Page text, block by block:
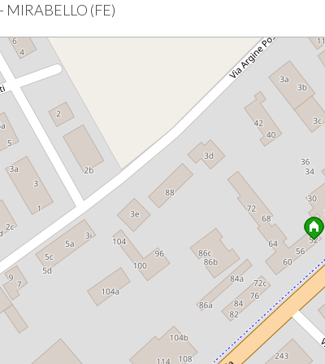
MIRABELLO (FE)